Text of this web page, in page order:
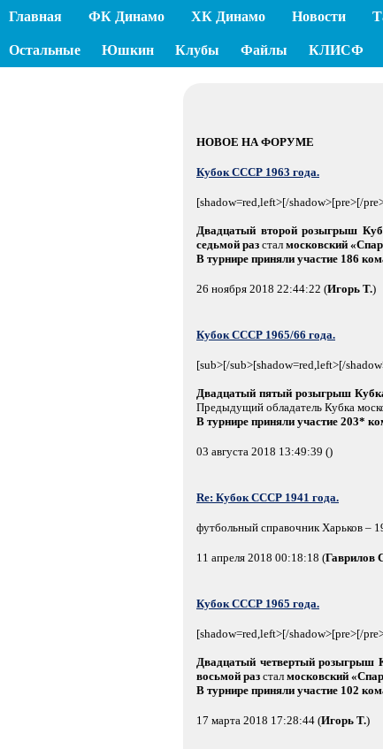
Главная ФК Динамо ХК Динамо Новости
Остальные Юшкин Клубы Файлы КЛИСФ
НОВОЕ НА ФОРУМЕ
Кубок СССР 1963 года.
[shadow=red,left>[/shadow>[pre>[/
Двадцатый второй розыгрыш
седьмой раз стал московский
В турнире приняли участие 186
26 ноября 2018 22:44:22 (Игорь Т.)
Кубок СССР 1965/66 года.
[sub>[/sub>[shadow=red,left>[/
Двадцатый пятый розыгрыш
Предыдущий обладатель Кубка
В турнире приняли участие 203*
03 августа 2018 13:49:39 ()
Re: Кубок СССР 1941 года.
футбольный справочник Харьков –
11 апреля 2018 00:18:18 (Гаврилов
Кубок СССР 1965 года.
[shadow=red,left>[/shadow>[pre>[/
Двадцатый четвертый розыгрыш
восьмой раз стал московский
В турнире приняли участие 102
17 марта 2018 17:28:44 (Игорь Т.)